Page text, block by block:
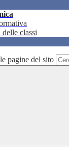
classi
pagine del sito